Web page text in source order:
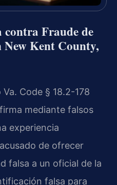
contra Fraude de
Kent County,
Code § 18.2-178
mediante falsos
experiencia
de ofrecer
falsa a un oficial de la
falsa para